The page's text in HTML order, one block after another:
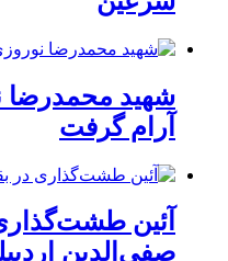
شهید محمدرضا
آرام گرفت
آئین
صفی‌الدین